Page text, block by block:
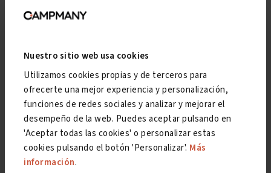
Nuestro sitio web usa cookies
Utilizamos cookies propias y de terceros para
ofrecerte una mejor experiencia y personalización,
funciones de redes sociales y analizar y mejorar el
desempeño de la web. Puedes aceptar pulsando en
'Aceptar todas las cookies' o personalizar estas
cookies pulsando el botón 'Personalizar'. Más
información.